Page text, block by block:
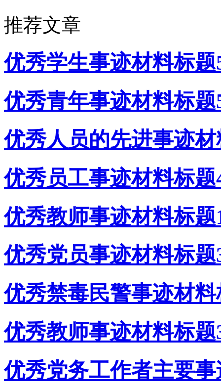
推荐文章
优秀学生事迹材料标题
优秀青年事迹材料标题
优秀人员的先进事迹
优秀员工事迹材料标题
优秀教师事迹材料标题
优秀党员事迹材料标题
优秀禁毒民警事迹材
优秀教师事迹材料标题
优秀党务工作者主要